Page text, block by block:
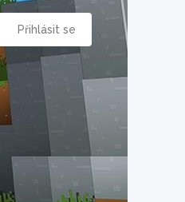
Přihlásit se